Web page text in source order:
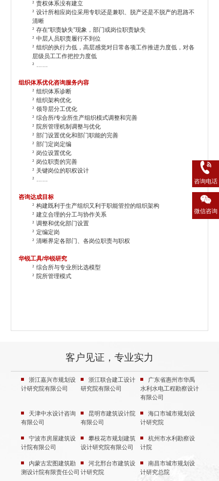
² 责权体系没有建立
² 设计所相应岗位采用专职还是兼职、脱产还是不脱产的思路不
清晰
² 存在“职责缺失”现象，部门或岗位职责缺失
² 中层人员职责履行不到位
² 组织的执行力低，高层感觉对日常各项工作推进力度低，对各
层级员工工作把控力度低
²
组织体系优化咨询服务内容
² 组织体系诊断
² 组织架构优化
² 领导层分工优化
² 综合所/专业所生产组织模式调整和完善
² 院所管理机制调整与优化
² 部门设置优化和部门职能的完善
² 部门定岗定编
² 岗位设置优化
² 岗位职责的完善
² 关键岗位的职权设计
²
咨询达成目标
² 构建既利于生产组织又利于职能管控的组织架构
² 建立合理的分工与协作关系
² 调整和优化部门设置
² 定编定岗
² 清晰界定各部门、各岗位职责与职权
华锐工具/华锐研究
² 综合所与专业所比选模型
² 院所管理模式
客户见证，专业实力
浙江嘉兴市规划设
计研究院有限公司
浙江联合建工设计
研究院有限公司
广东省惠州市华禹
水利水电工程勘察设计
有限公司
天津中水设计咨询
有限公司
昆明市建筑设计院
有限公司
海口市城市规划设
计研究院
宁波市房屋建筑设
计院有限公司
攀枝花市规划建筑
设计研究院有限公司
杭州市水利勘察设
计院
内蒙古宏图建筑勘
测设计院有限责任公司
河北邢台市建筑设
计研究院
南昌市城市规划设
计研究总院
咨询电话
微信咨询